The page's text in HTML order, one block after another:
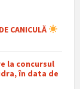
CANICULĂ
la concursul
în data de